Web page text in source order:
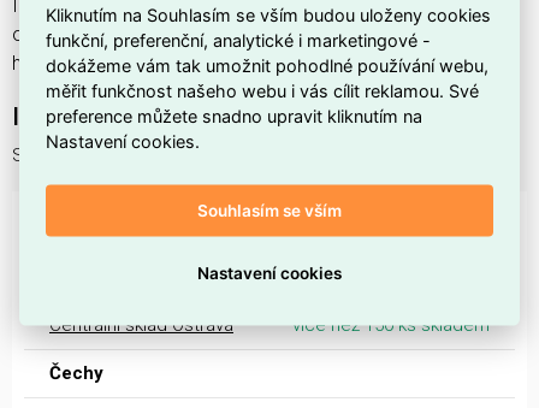
Identifikace: EAN 8595614711951 ; konstrukce zajišťuje
odolnost proti korozi a umožňuje rychlou montáž v
hromosvodních instalacích.
Interní název produktu
SJ 1m svorka k jímací tyči
DOSTUPNOST NA PRODEJNÁCH
Dostupnost centrální sklady EMAS
Centrální sklad Ostrava více než 150 ks skladem
Čechy
Kliknutím na Souhlasím se vším budou uloženy cookies
funkční, preferenční, analytické i marketingové -
dokážeme vám tak umožnit pohodlné používání webu,
měřit funkčnost našeho webu i vás cílit reklamou. Své
preference můžete snadno upravit kliknutím na
Nastavení cookies.
Souhlasím se vším
Nastavení cookies